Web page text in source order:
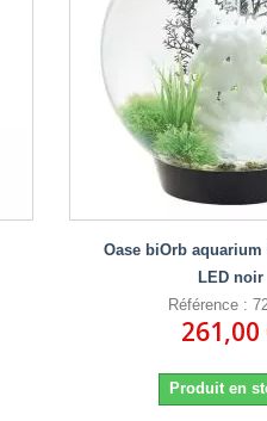
Oase biOrb aquarium
LED noir
Référence :
261,00
Produit en